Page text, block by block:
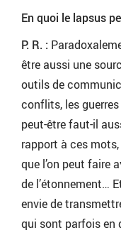
En quoi le lapsus
P. R. :
être aussi une
outils de
conflits, les
peut-être faut-il
rapport à ces
que l’on peut faire
de l’étonnement…
envie de
qui sont parfois en